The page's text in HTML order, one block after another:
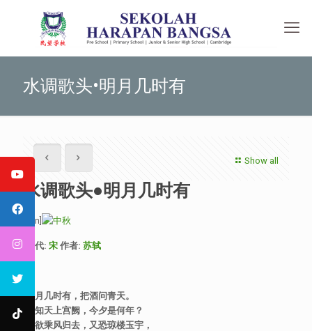
水调歌头•明月几时有
Show all
水调歌头•明月几时有
[:en]
年代: 宋 作者: 苏轼
明月几时有，把酒问青天。
不知天上宫阙，今夕是何年？
我欲乘风归去，又恐琼楼玉宇，